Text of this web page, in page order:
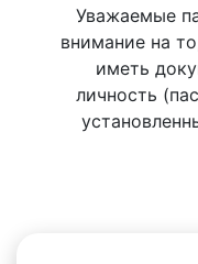
Уважаемые
внимание на
иметь
личность